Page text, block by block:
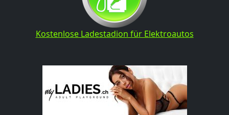
Kostenlose Ladestadion für Elektroautos